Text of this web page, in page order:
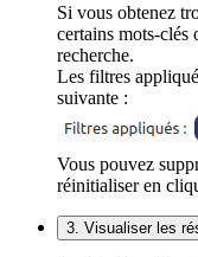
Si vous obtenez
certains mots-clés
recherche.
Les filtres
suivante :
Vous pouvez
réinitialiser en
3. Visualiser les